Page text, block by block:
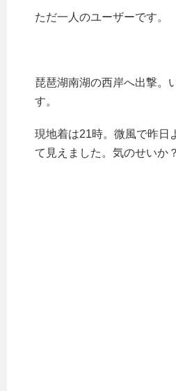
ただ一人のユーザーです。
琵琶湖南湖の西岸へ出撃。
す。
現地着は21時。微風で昨日
て見えました。気のせいか？